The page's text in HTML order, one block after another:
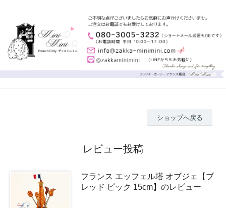
ショップへ戻る
レビュー投稿
フランス エッフェル塔 オブジェ【ブ
レッド ピック 15cm】のレビュー